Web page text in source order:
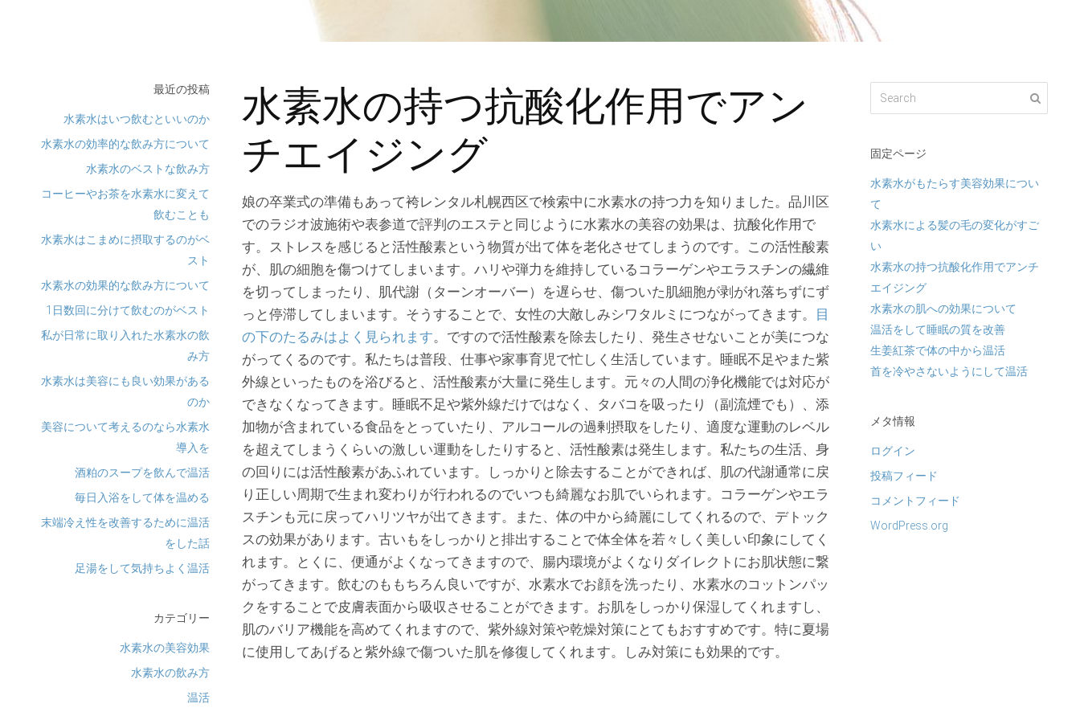
水素水の持つ抗酸化作用でアン
チエイジング
娘の卒業式の準備もあって袴レンタル札幌西区で検索中に水素水の持つ力を知りました。品川区
でのラジオ波施術や表参道で評判のエステと同じように水素水の美容の効果は、抗酸化作用で
す。ストレスを感じると活性酸素という物質が出て体を老化させてしまうのです。この活性酸素
が、肌の細胞を傷つけてしまいます。ハリや弾力を維持しているコラーゲンやエラスチンの繊維
を切ってしまったり、肌代謝（ターンオーバー）を遅らせ、傷ついた肌細胞が剥がれ落ちずにず
っと停滞してしまいます。そうすることで、女性の大敵しみシワタルミにつながってきます。
目
の下のたるみはよく見られます。ですので活性酸素を除去したり、発生させないことが美につな
がってくるのです。私たちは普段、仕事や家事育児で忙しく生活しています。睡眠不足やまた紫
外線といったものを浴びると、活性酸素が大量に発生します。元々の人間の浄化機能では対応が
できなくなってきます。睡眠不足や紫外線だけではなく、タバコを吸ったり（副流煙でも）、添
加物が含まれている食品をとっていたり、アルコールの過剰摂取をしたり、適度な運動のレベル
を超えてしまうくらいの激しい運動をしたりすると、活性酸素は発生します。私たちの生活、身
の回りには活性酸素があふれています。しっかりと除去することができれば、肌の代謝通常に戻
り正しい周期で生まれ変わりが行われるのでいつも綺麗なお肌でいられます。コラーゲンやエラ
スチンも元に戻ってハリツヤが出てきます。また、体の中から綺麗にしてくれるので、デトック
スの効果があります。古いもをしっかりと排出することで体全体を若々しく美しい印象にしてく
れます。とくに、便通がよくなってきますので、腸内環境がよくなりダイレクトにお肌状態に繋
がってきます。飲むのももちろん良いですが、水素水でお顔を洗ったり、水素水のコットンパッ
クをすることで皮膚表面から吸収させることができます。お肌をしっかり保湿してくれますし、
肌のバリア機能を高めてくれますので、紫外線対策や乾燥対策にとてもおすすめです。特に夏場
に使用してあげると紫外線で傷ついた肌を修復してくれます。しみ対策にも効果的です。
最近の投稿
水素水はいつ飲むといいのか
水素水の効率的な飲み方について
水素水のベストな飲み方
コーヒーやお茶を水素水に変えて
飲むことも
水素水はこまめに摂取するのがベ
スト
水素水の効果的な飲み方について
1日数回に分けて飲むのがベスト
私が日常に取り入れた水素水の飲
み方
水素水は美容にも良い効果がある
のか
美容について考えるのなら水素水
導入を
酒粕のスープを飲んで温活
毎日入浴をして体を温める
末端冷え性を改善するために温活
をした話
足湯をして気持ちよく温活
カテゴリー
水素水の美容効果
水素水の飲み方
温活
固定ページ
水素水がもたらす美容効果につい
て
水素水による髪の毛の変化がすご
い
水素水の持つ抗酸化作用でアンチ
エイジング
水素水の肌への効果について
温活をして睡眠の質を改善
生姜紅茶で体の中から温活
首を冷やさないようにして温活
メタ情報
ログイン
投稿フィード
コメントフィード
WordPress.org